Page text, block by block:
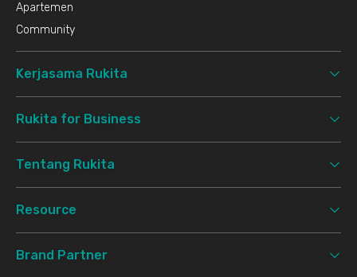
Apartemen
Community
Kerjasama Rukita
Rukita for Business
Tentang Rukita
Resource
Brand Partner